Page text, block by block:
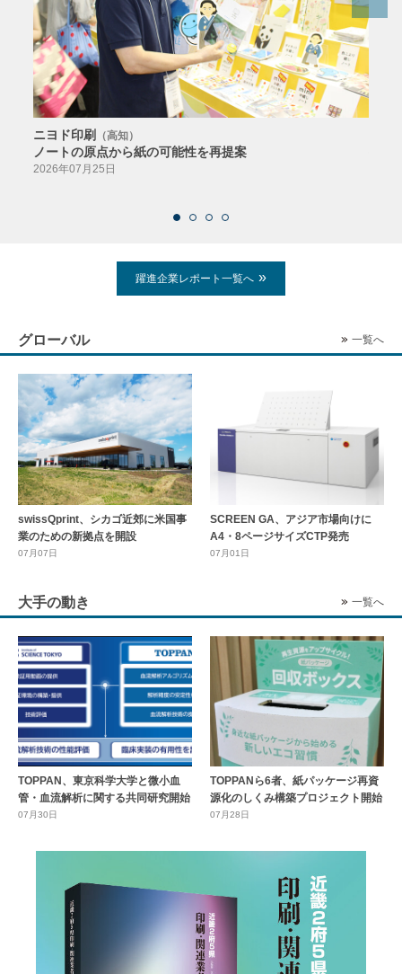
ニヨド印刷 （高知）
ノートの原点から紙の可能性を再提案
2026年07月25日
躍進企業レポート一覧へ
グローバル 一覧へ
swissQprint、シカゴ近郊に⽶国事
業のための新拠点を開設
07月07日
SCREEN GA、アジア市場向けに
A4・8ページサイズCTP発売
07月01日
大手の動き 一覧へ
TOPPAN、東京科学大学と微小血
管・血流解析に関する共同研究開始
07月30日
TOPPANら6者、紙パッケージ再資
源化のしくみ構築プロジェクト開始
07月28日